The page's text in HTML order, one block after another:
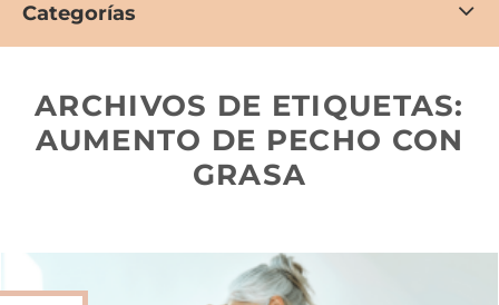
Categorías
ARCHIVOS DE ETIQUETAS:
AUMENTO DE PECHO CON
GRASA